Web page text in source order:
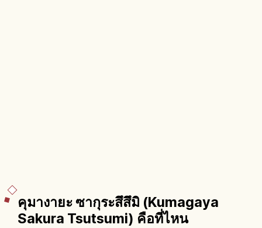
คุมางายะ ซากุระสึสึมิ (Kumagaya
Sakura Tsutsumi) คือที่ไหน